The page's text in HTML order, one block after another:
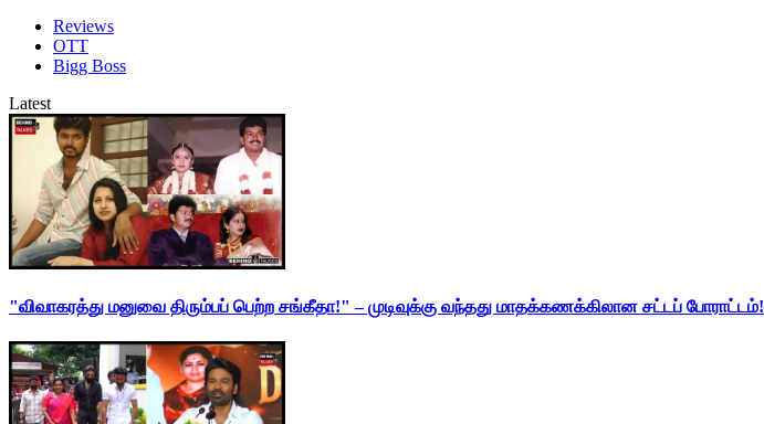
Reviews
OTT
Bigg Boss
Latest
"விவாகரத்து மனுவை திரும்பப் பெற்ற சங்கீதா!" – முடிவுக்கு வந்தது மாதக்கணக்கிலான சட்டப் போராட்டம்!